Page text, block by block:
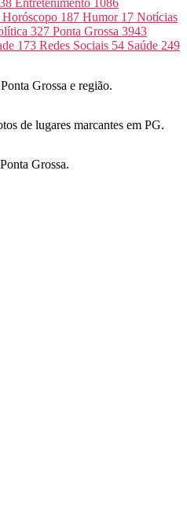
Entretenimento 1086
Horóscopo 187 Humor 17 Notícias
327 Ponta Grossa 3943
173 Redes Sociais 54 Saúde 249
Grossa e região.
de lugares marcantes em PG.
Grossa.